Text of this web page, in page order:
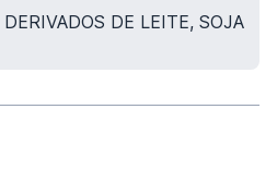
DE LEITE, SOJA